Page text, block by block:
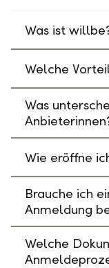
Was ist
Welche
Was
Wie eröffne
Brauche ich
Anmeldung
Welche